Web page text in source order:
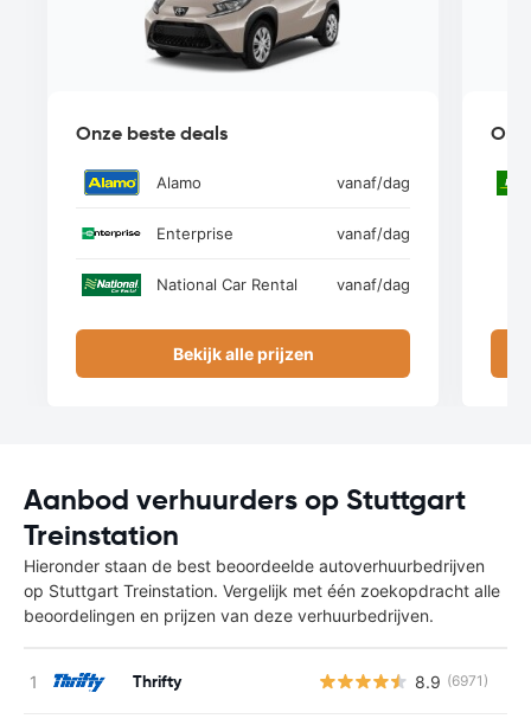
Onze beste deals
Alamo vanaf/dag
Enterprise vanaf/dag
National Car Rental vanaf/dag
Bekijk alle prijzen
Aanbod verhuurders op Stuttgart
Treinstation
Hieronder staan de best beoordeelde autoverhuurbedrijven
op Stuttgart Treinstation. Vergelijk met één zoekopdracht alle
beoordelingen en prijzen van deze verhuurbedrijven.
Thrifty 8.9 (6971)